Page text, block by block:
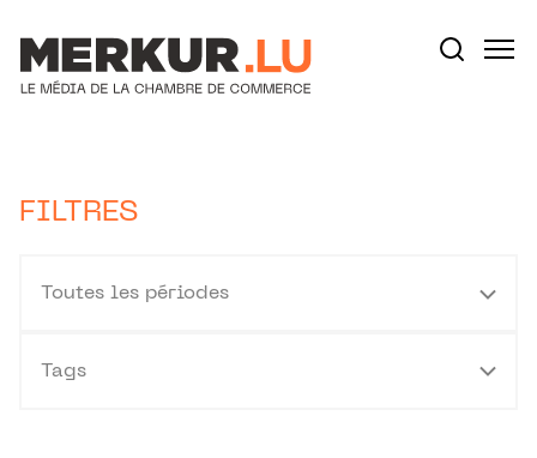
FILTRES
Toutes les périodes
Tags